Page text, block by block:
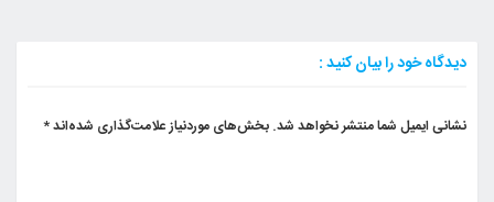
دیدگاه خود را بیان کنید :
نشانی ایمیل شما منتشر نخواهد شد. بخش‌های موردنیاز علامت‌گذاری شده‌اند*